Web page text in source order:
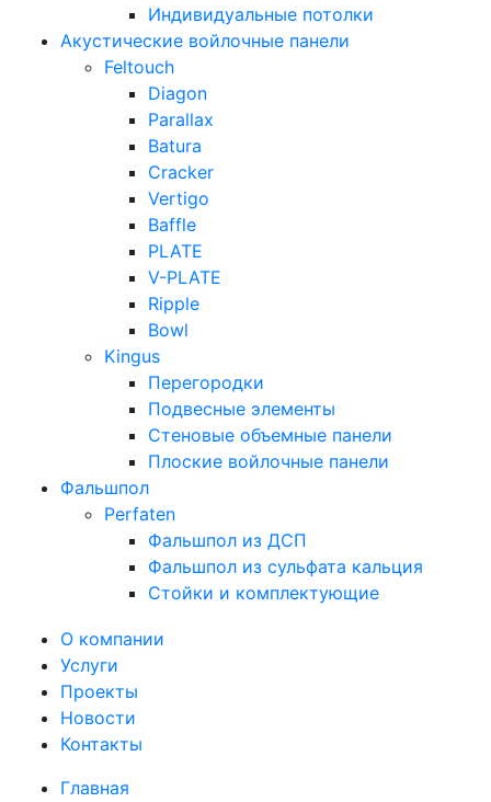
Индивидуальные потолки
Акустические войлочные панели
Feltouch
Diagon
Parallax
Batura
Cracker
Vertigo
Baffle
PLATE
V-PLATE
Ripple
Bowl
Kingus
Перегородки
Подвесные элементы
Стеновые объемные панели
Плоские войлочные панели
Фальшпол
Perfaten
Фальшпол из ДСП
Фальшпол из сульфата кальция
Стойки и комплектующие
О компании
Услуги
Проекты
Новости
Контакты
Главная